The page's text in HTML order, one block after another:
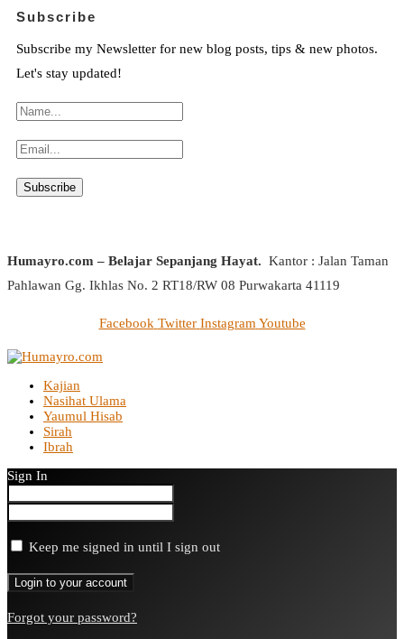
Subscribe
Subscribe my Newsletter for new blog posts, tips & new photos.
Let's stay updated!
Humayro.com – Belajar Sepanjang Hayat. Kantor : Jalan Taman
Pahlawan Gg. Ikhlas No. 2 RT18/RW 08 Purwakarta 41119
Facebook Twitter Instagram Youtube
Kajian
Nasihat Ulama
Yaumul Hisab
Sirah
Ibrah
Sign In
Keep me signed in until I sign out
Forgot your password?